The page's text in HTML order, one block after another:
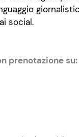
social.
prenotazione su: